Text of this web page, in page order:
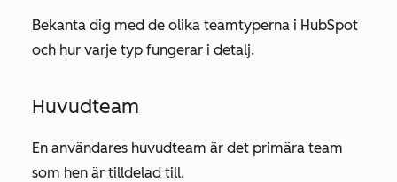
Bekanta dig med de olika teamtyperna i HubSpot
och hur varje typ fungerar i detalj.
Huvudteam
En användares huvudteam är det primära team
som hen är tilldelad till.